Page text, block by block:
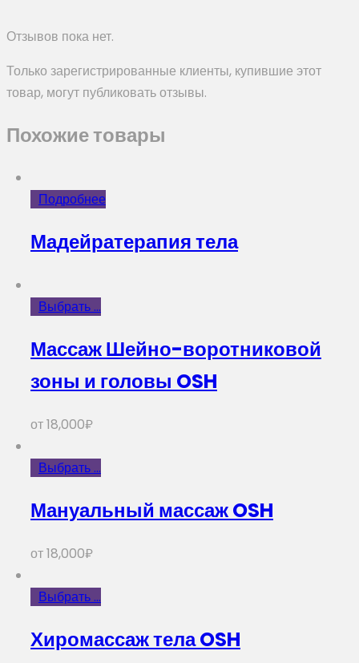
Отзывов пока нет.
Только зарегистрированные клиенты, купившие этот
товар, могут публиковать отзывы.
Похожие товары
Подробнее
Мадейратерапия тела
Выбрать ...
Массаж Шейно-воротниковой
зоны и головы OSH
от18,000₽
Выбрать ...
Мануальный массаж OSH
от18,000₽
Выбрать ...
Хиромассаж тела OSH